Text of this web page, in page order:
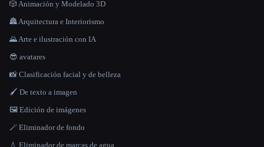
🎲 Animación y Modelado 3D
🏯 Arquitectura e Interiorismo
🌄 Arte e ilustración con IA
😎 avatares
📸 Clasificación facial y de belleza
🖌️ De texto a imagen
🖼️ Edición de imágenes
🪄 Eliminador de fondo
💧 Eliminador de marcas de agua